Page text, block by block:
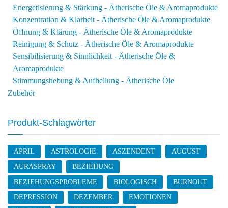
Energetisierung & Stärkung - Ätherische Öle & Aromaprodukte
Konzentration & Klarheit - Ätherische Öle & Aromaprodukte
Öffnung & Klärung - Ätherische Öle & Aromaprodukte
Reinigung & Schutz - Ätherische Öle & Aromaprodukte
Sensibilisierung & Sinnlichkeit - Ätherische Öle &
Aromaprodukte
Stimmungshebung & Aufhellung - Ätherische Öle
Zubehör
Produkt-Schlagwörter
APRIL ASTROLOGIE ASZENDENT
AUGUST
AURASPRAY
BEZIEHUNG
BEZIEHUNGSPROBLEME
BIOLOGISCH
BURNOUT
DEPRESSION
DEZEMBER
EMOTIONEN